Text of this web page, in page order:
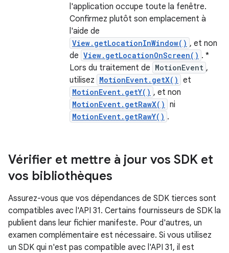
l'application occupe toute la fenêtre.
Confirmez plutôt son emplacement à
l'aide de
View.getLocationInWindow() , et non
de View.getLocationOnScreen() . *
Lors du traitement de MotionEvent ,
utilisez MotionEvent.getX() et
MotionEvent.getY() , et non
MotionEvent.getRawX() ni
MotionEvent.getRawY() .
Vérifier et mettre à jour vos SDK et
vos bibliothèques
Assurez-vous que vos dépendances de SDK tierces sont
compatibles avec l'API 31. Certains fournisseurs de SDK la
publient dans leur fichier manifeste. Pour d'autres, un
examen complémentaire est nécessaire. Si vous utilisez
un SDK qui n'est pas compatible avec l'API 31, il est